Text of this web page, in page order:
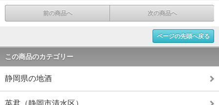
前の商品へ 次の商品へ
ページの先頭へ戻る
この商品のカテゴリー
静岡県の地酒
英君（静岡市清水区）